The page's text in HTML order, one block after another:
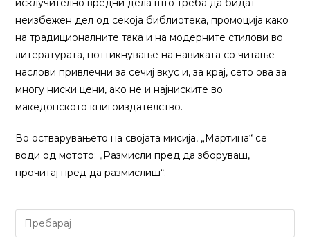
исклучително вредни дела што треба да бидат
неизбежен дел од секоја библиотека, промоција како
на традиционалните така и на модерните стилови во
литературата, поттикнување на навиката со читање
наслови привлечни за сечиј вкус и, за крај, сето ова за
многу ниски цени, ако не и најниските во
македонското книгоиздателство.
Во остварувањето на својата мисија, „Мартина“ се
води од мотото: „Размисли пред да зборуваш,
прочитај пред да размислиш“.